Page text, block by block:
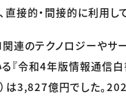
接的・間接的に利用し
連のテクノロジーや
『令和4年版情報通信
）は3,827億円でした